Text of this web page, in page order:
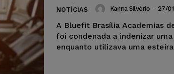
NOTÍCIAS Karina Silvério - 27/
A Bluefit Brasília Academias
foi condenada a indenizar
enquanto utilizava uma